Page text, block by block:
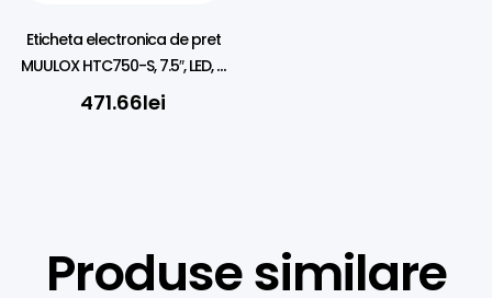
Eticheta electronica de pret
MUULOX HTC750-S, 7.5″, LED, 3
CULORI, NFC
471.66lei
Produse similare